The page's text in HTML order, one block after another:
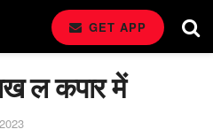
GET APP
ल कपार में